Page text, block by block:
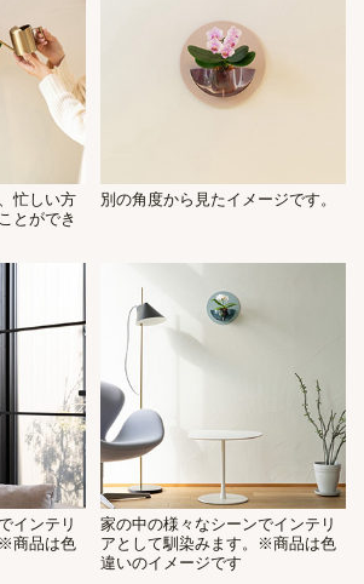
忙しい方
とができ
別の角度から見たイメージです。
インテリ
商品は色
家の中の様々なシーンでインテリ
アとして馴染みます。※商品は色
違いのイメージです